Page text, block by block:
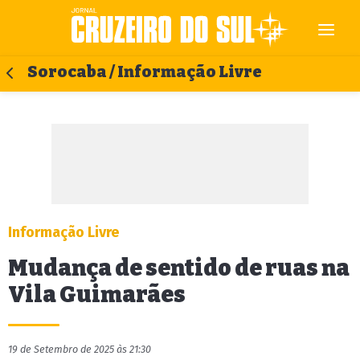
Sorocaba / Informação Livre
Informação Livre
Mudança de sentido de ruas na
Vila Guimarães
19 de Setembro de 2025 às 21:30